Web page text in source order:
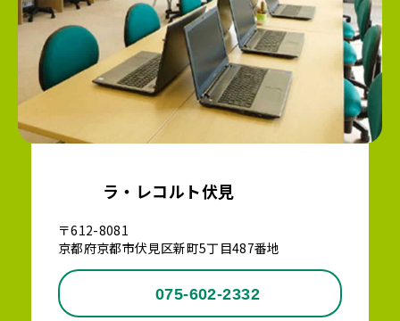
ラ・レコルト伏見
〒612-8081
京都府京都市伏見区新町5丁目487番地
075-602-2332